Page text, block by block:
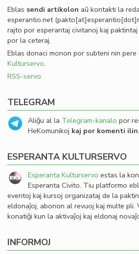
Eblas sendi artikolon aŭ kontakti la
esperantio.net
rajto por esperantaj civitanoj kaj
por la ceteraj.
Eblas donaci monon por subteni nin pere
Kulturservo.
RSS-servo
TELEGRAM
Aliĝu al la Telegram-kanalo por
HeKomunikoj kaj por komenti ilin.
ESPERANTA KULTURSERVO
Esperanta Kulturservo estas la
Esperanta Civito. Tiu platformo
eventoj kaj kursoj organizataj de la
eldonaĵoj, abonon al revuoj kaj multe pli.
konatiĝi kun la aktivaĵoj kaj eldonaj
INFORMOJ